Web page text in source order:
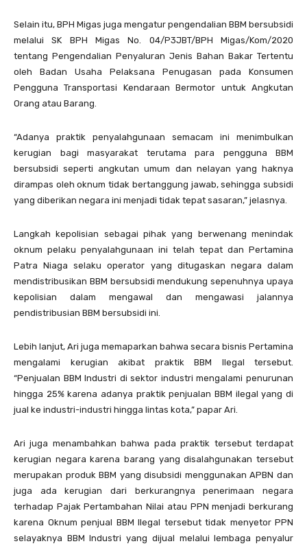
Selain itu, BPH Migas juga mengatur pengendalian BBM bersubsidi
melalui SK BPH Migas No. 04/P3JBT/BPH Migas/Kom/2020
tentang Pengendalian Penyaluran Jenis Bahan Bakar Tertentu
oleh Badan Usaha Pelaksana Penugasan pada Konsumen
Pengguna Transportasi Kendaraan Bermotor untuk Angkutan
Orang atau Barang.
“Adanya praktik penyalahgunaan semacam ini menimbulkan
kerugian bagi masyarakat terutama para pengguna BBM
bersubsidi seperti angkutan umum dan nelayan yang haknya
dirampas oleh oknum tidak bertanggung jawab, sehingga subsidi
yang diberikan negara ini menjadi tidak tepat sasaran,” jelasnya.
Langkah kepolisian sebagai pihak yang berwenang menindak
oknum pelaku penyalahgunaan ini telah tepat dan Pertamina
Patra Niaga selaku operator yang ditugaskan negara dalam
mendistribusikan BBM bersubsidi mendukung sepenuhnya upaya
kepolisian dalam mengawal dan mengawasi jalannya
pendistribusian BBM bersubsidi ini.
Lebih lanjut, Ari juga memaparkan bahwa secara bisnis Pertamina
mengalami kerugian akibat praktik BBM Ilegal tersebut.
“Penjualan BBM Industri di sektor industri mengalami penurunan
hingga 25% karena adanya praktik penjualan BBM ilegal yang di
jual ke industri-industri hingga lintas kota,” papar Ari.
Ari juga menambahkan bahwa pada praktik tersebut terdapat
kerugian negara karena barang yang disalahgunakan tersebut
merupakan produk BBM yang disubsidi menggunakan APBN dan
juga ada kerugian dari berkurangnya penerimaan negara
terhadap Pajak Pertambahan Nilai atau PPN menjadi berkurang
karena Oknum penjual BBM Ilegal tersebut tidak menyetor PPN
selayaknya BBM Industri yang dijual melalui lembaga penyalur